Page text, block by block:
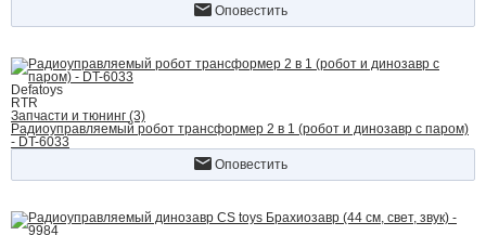
Оповестить
Defatoys
RTR
Запчасти и тюнинг (3)
Радиоуправляемый робот трансформер 2 в 1 (робот и динозавр с паром)
- DT-6033
Оповестить